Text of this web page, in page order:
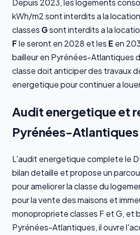
Depuis 2023, les logements
kWh/m2 sont interdits a la
classes Gsont interdits a la
Fle seront en 2028 et les E en
bailleur en Pyrénées-Atlantiques
classe doit anticiper des travaux
energetique pour continuer a
Audit energetique et
Pyrénées-Atlantiques
L'audit energetique complete le
bilan detaille et propose un
pour ameliorer la classe du
pour la vente des maisons et
monopropriete classes F et G, et
Pyrénées-Atlantiques, il ouvre